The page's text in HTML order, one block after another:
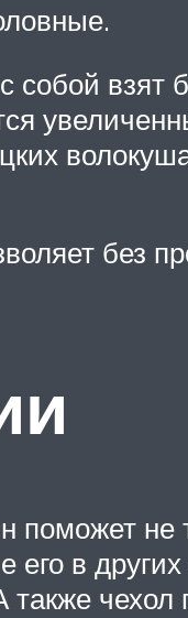
собой взят
без
поможет не
его в
также чехол